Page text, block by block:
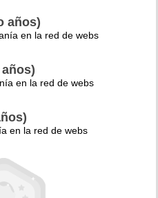
años)
en la red de webs
en la red de webs
en la red de webs